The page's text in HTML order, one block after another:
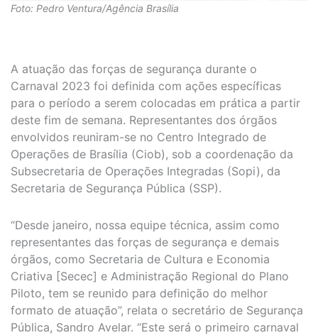
Foto: Pedro Ventura/Agência Brasília
A atuação das forças de segurança durante o
Carnaval 2023 foi definida com ações específicas
para o período a serem colocadas em prática a partir
deste fim de semana. Representantes dos órgãos
envolvidos reuniram-se no Centro Integrado de
Operações de Brasília (Ciob), sob a coordenação da
Subsecretaria de Operações Integradas (Sopi), da
Secretaria de Segurança Pública (SSP).
“Desde janeiro, nossa equipe técnica, assim como
representantes das forças de segurança e demais
órgãos, como Secretaria de Cultura e Economia
Criativa [Secec] e Administração Regional do Plano
Piloto, tem se reunido para definição do melhor
formato de atuação”, relata o secretário de Segurança
Pública, Sandro Avelar. “Este será o primeiro carnaval